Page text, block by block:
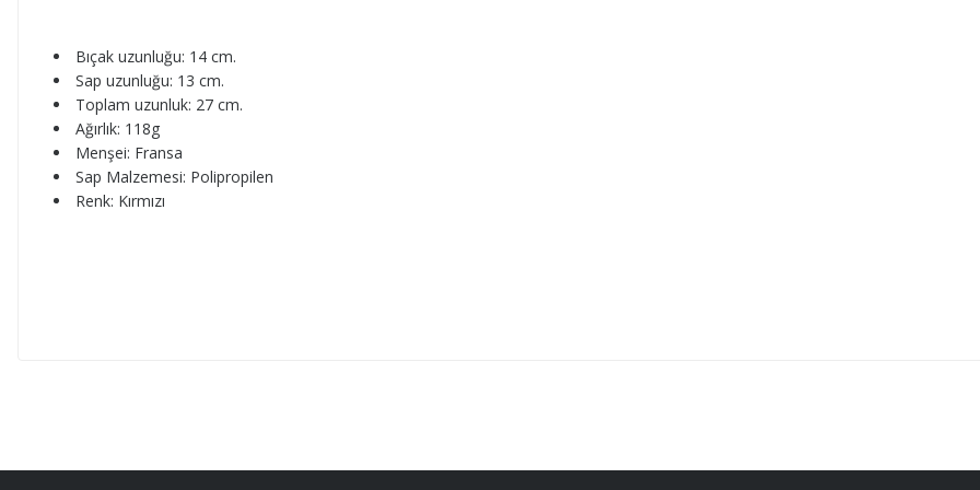
Bıçak uzunluğu: 14 cm.
Sap uzunluğu: 13 cm.
Toplam uzunluk: 27 cm.
Ağırlık: 118g
Menşei: Fransa
Sap Malzemesi: Polipropilen
Renk: Kırmızı